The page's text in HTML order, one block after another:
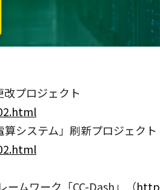
プロジェクト
システム」刷新プロジェクト
ムワーク「CC-Dash」（